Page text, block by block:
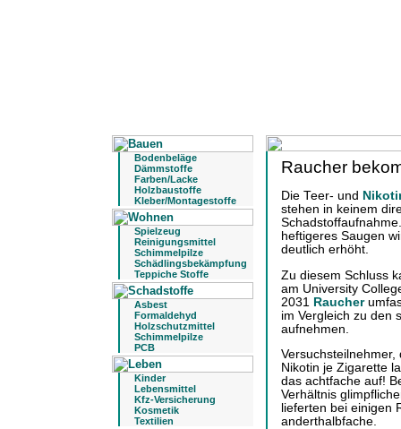
Bodenbeläge
Dämmstoffe
Farben/Lacke
Holzbaustoffe
Kleber/Montagestoffe
Spielzeug
Reinigungsmittel
Schimmelpilze
Schädlingsbekämpfung
Teppiche Stoffe
Asbest
Formaldehyd
Holzschutzmittel
Schimmelpilze
PCB
Kinder
Lebensmittel
Kfz-Versicherung
Kosmetik
Textilien
Raucher
Die Teer- und
stehen in keinem
heftigeres Saugen
deutlich erhöht.
Zu diesem Schluss
am University
2031 Raucher
im Vergleich zu den
aufnehmen.
Nikotin je Zigarette
das achtfache auf!
Verhältnis
lieferten bei einigen
anderthalbfache.